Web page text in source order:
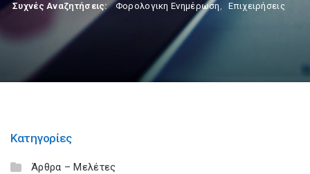
Συχνές Αναζητήσεις: Φορολογικη Ενημέρωση, Επιχειρήσεις
Κατηγορίες
Άρθρα – Μελέτες